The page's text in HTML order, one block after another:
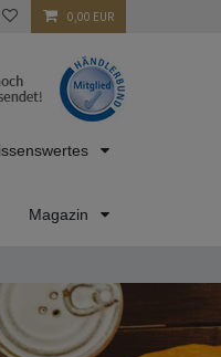
0,00 EUR
Magazin